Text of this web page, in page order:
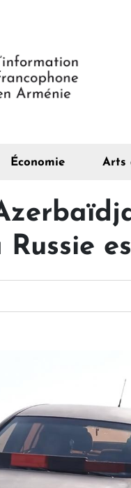
Économie Arts